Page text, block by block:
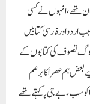
تھے ، انہوں نے کسی
اردو اور فارسی کتابیں
لوگ تصوف کی کتابوں کے
ہم عصر اکابر علم
انہیں ان پڑھ فلسفی کہتے تھے ۔علامہ اقبال کی والدہ ( امام بی بی ) کو سب ٫ بے جی ٬ کہتے تھے